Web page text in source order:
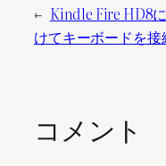
← Kindle Fire HD8
けてキーボードを接
コメント